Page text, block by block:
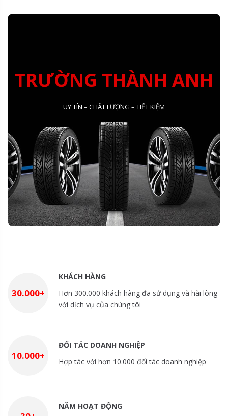
TRƯỜNG THÀNH ANH
UY TÍN – CHẤT LƯỢNG – TIẾT KIỆM
30.000+
KHÁCH HÀNG
Hơn 300.000 khách hàng đã sử dụng và hài lòng
với dịch vụ của chúng tôi
10.000+
ĐỐI TÁC DOANH NGHIỆP
Hợp tác với hơn 10.000 đối tác doanh nghiệp
NĂM HOẠT ĐỘNG